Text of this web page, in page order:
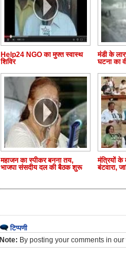
Help24 NGO का मुफ्त स्वास्थ
शिविर
मंडी के
घटना का
महाजन का स्पीकर बनना तय,
भाजपा संसदीय दल की बैठक शुरू
मंत्रियों के
बंटवारा,
टिप्पणी
Note: By posting your comments in